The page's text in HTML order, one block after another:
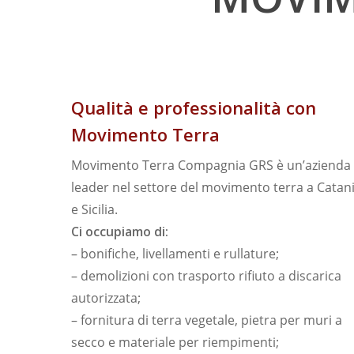
Qualità e professionalità con
Movimento Terra
Movimento Terra Compagnia GRS è un’azienda
leader nel settore del movimento terra a
e Sicilia.
Ci occupiamo di:
– bonifiche, livellamenti e rullature;
– demolizioni con trasporto rifiuto a discarica
autorizzata;
– fornitura di terra vegetale, pietra per muri a
secco e materiale per riempimenti;